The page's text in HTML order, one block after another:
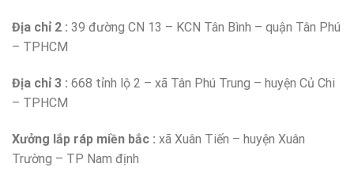
Địa chỉ 2 : 39 đường CN 13 – KCN Tân Bình – quận Tân Phú
– TPHCM
Địa chỉ 3 : 668 tỉnh lộ 2 – xã Tân Phú Trung – huyện Củ Chi
– TPHCM
Xưởng lắp ráp miền bắc : xã Xuân Tiến – huyện Xuân
Trường – TP Nam định